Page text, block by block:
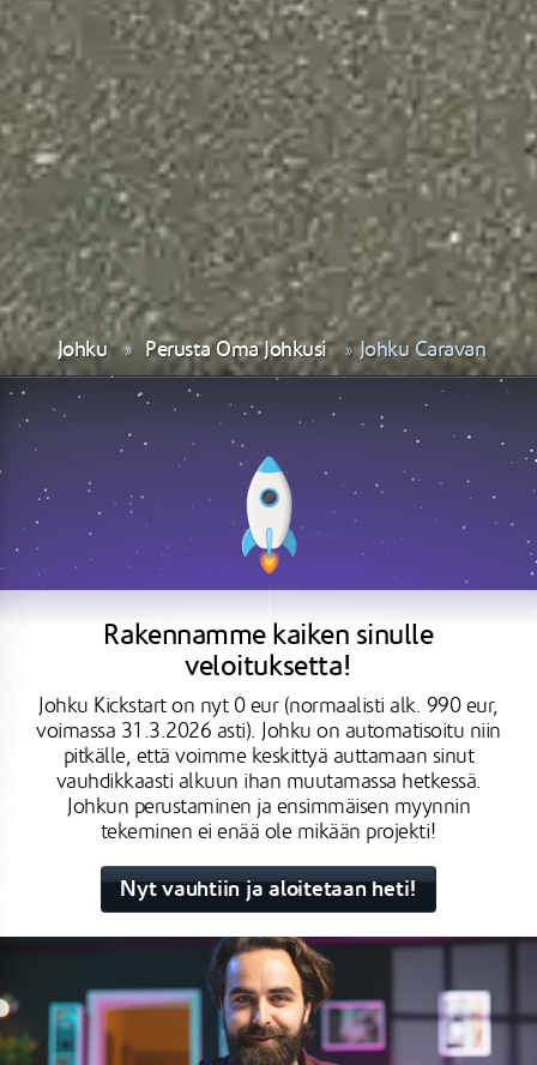
Johku Perusta Oma Johkusi Johku Caravan
Nyt vauhtiin ja aloitetaan heti!
Rakennamme kaiken sinulle
veloituksetta!
Johku Kickstart on nyt 0 eur (normaalisti alk. 990 eur,
voimassa 31.3.2026 asti). Johku on automatisoitu niin
pitkälle, että voimme keskittyä auttamaan sinut
vauhdikkaasti alkuun ihan muutamassa hetkessä.
Johkun perustaminen ja ensimmäisen myynnin
tekeminen ei enää ole mikään projekti!